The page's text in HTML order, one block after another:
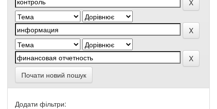
Почати новий пошук
Додати фільтри: